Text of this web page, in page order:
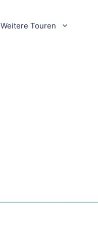
Weitere Touren